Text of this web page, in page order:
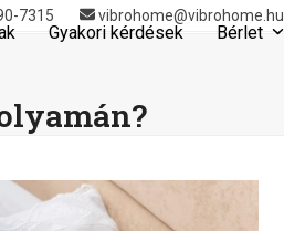
7315 vibrohome@vibrohome.hu
Gyakori kérdések Bérlet